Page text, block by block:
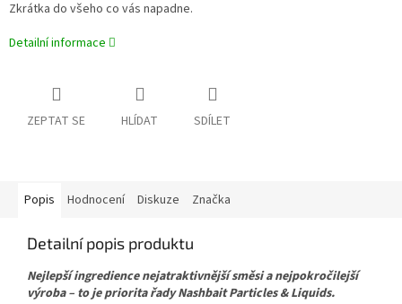
Zkrátka do všeho co vás napadne.
Detailní informace
ZEPTAT SE HLÍDAT SDÍLET
Popis Hodnocení Diskuze Značka
Detailní popis produktu
Nejlepší ingredience nejatraktivnější směsi a nejpokročilejší
výroba – to je priorita řady Nashbait Particles & Liquids.